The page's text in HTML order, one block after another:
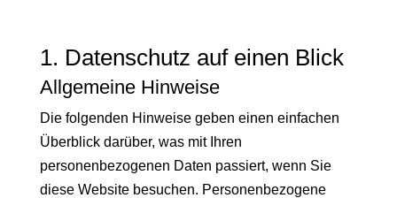
1. Datenschutz auf einen Blick
Allgemeine Hinweise
Die folgenden Hinweise geben einen einfachen
Überblick darüber, was mit Ihren
personenbezogenen Daten passiert, wenn Sie
diese Website besuchen. Personenbezogene